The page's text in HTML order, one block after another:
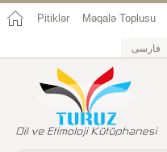
Pitiklər Məqalə Toplusu
فارسی